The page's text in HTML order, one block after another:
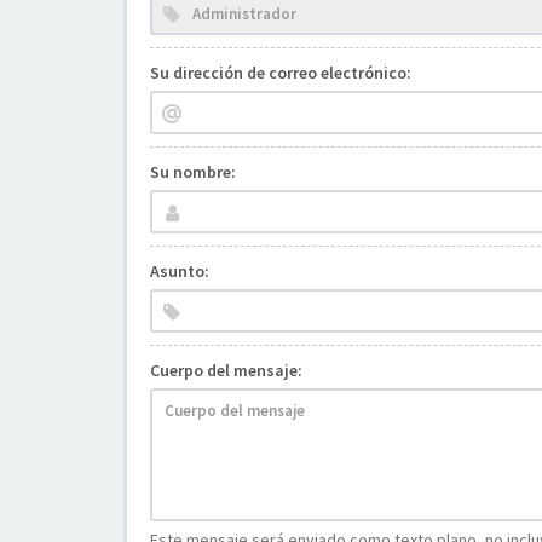
Su dirección de correo electrónico:
Su nombre:
Asunto:
Cuerpo del mensaje: